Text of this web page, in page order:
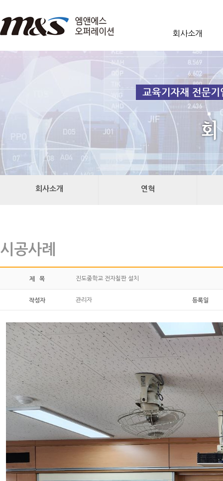
회사소개
회사소개 연혁
시공사례
제 목 진도중학교 전자칠판 설치
작성자 관리자 등록일